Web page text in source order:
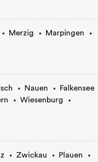
Merzig
Marpingen
Nauen
Falkensee
Wiesenburg
Zwickau
Plauen